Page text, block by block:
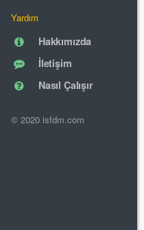
Yardım
Hakkımızda
İletişim
Nasıl Çalışır
© 2020 isfdm.com